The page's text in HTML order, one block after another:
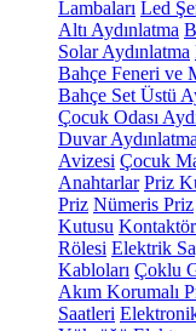
Lambaları Led
Altı Aydınlatma
Solar Aydınlatma
Bahçe Feneri ve
Bahçe Set Üstü
Çocuk Odası
Duvar
Avizesi Çocuk
Anahtarlar Priz
Priz Nümeris Priz
Kutusu Kontaktör
Rölesi Elektrik
Kabloları Çoklu
Akım Korumalı
Saatleri